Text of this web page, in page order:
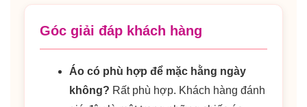
Góc giải đáp khách hàng
Áo có phù hợp để mặc hằng ngày
không? Rất phù hợp. Khách hàng đánh